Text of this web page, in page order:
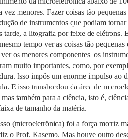
vez menores. Fazer coisas tão
de instrumentos que podiam
tarde, a litografia por feixe de elétrons.
tempo ver as coisas tão
os menores componentes, os
muito importantes, como, por
Isso impôs um enorme impulso ao
E isso transbordou da área de
também para a ciência, isto é,
de tamanho da matéria.
(microeletrônica) foi a força motriz
o Prof. Kasemo. Mas houve outro